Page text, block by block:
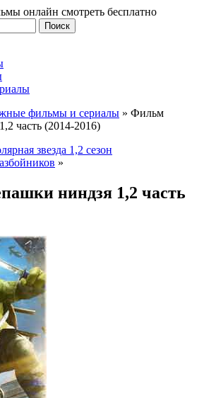
онлайн смотреть бесплатно
фильмы и сериалы » Фильм
часть (2014-2016)
звезда 1,2 сезон
»
ниндзя 1,2 часть